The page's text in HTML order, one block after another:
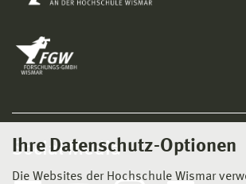
Ihre Datenschutz-Optionen
Die Websites der Hochschule Wismar
Social Media